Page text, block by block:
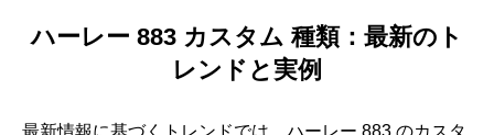
ハーレー 883 カスタム 種類：最新のト
レンドと実例
最新情報に基づくトレンドでは、ハーレー 883 のカスタ